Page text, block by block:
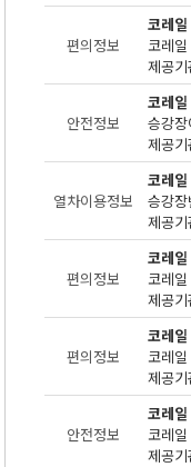
편의정보
코레
제공
안전정보
코레
승강
제공
열차이용정보
코레
승강
제공
편의정보
코레
제공
편의정보
코레
제공
안전정보
코레
제공